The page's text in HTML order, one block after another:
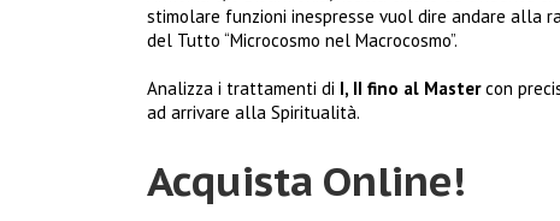
stimolare funzioni inespresse vuol dire andare alla
del Tutto “Microcosmo nel Macrocosmo”.
Analizza i trattamenti di I, II fino al Mastercon
ad arrivare alla Spiritualità.
Acquista Online!